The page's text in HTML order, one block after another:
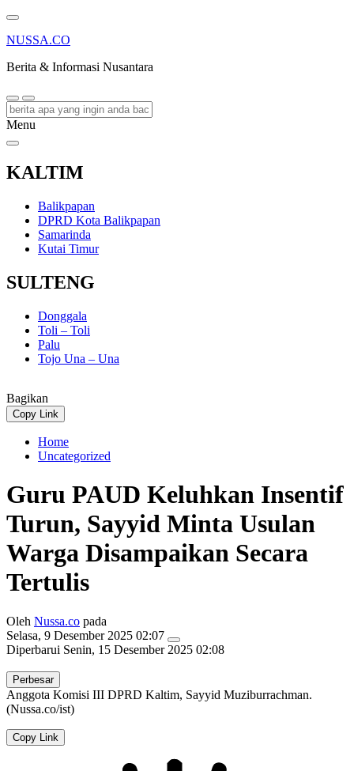
NUSSA.CO
Berita & Informasi Nusantara
Menu
KALTIM
Balikpapan
DPRD Kota Balikpapan
Samarinda
Kutai Timur
SULTENG
Donggala
Toli – Toli
Palu
Tojo Una – Una
Bagikan
Copy Link
Home
Uncategorized
Guru PAUD Keluhkan Insentif
Turun, Sayyid Minta Usulan
Warga Disampaikan Secara
Tertulis
Oleh Nussa.co pada
Selasa, 9 Desember 2025 02:07
Diperbarui Senin, 15 Desember 2025 02:08
Perbesar
Anggota Komisi III DPRD Kaltim, Sayyid Muziburrachman.
(Nussa.co/ist)
Copy Link